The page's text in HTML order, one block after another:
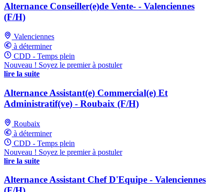
Alternance Conseiller(e)de Vente- - Valenciennes
(F/H)
Valenciennes
à déterminer
CDD - Temps plein
Nouveau ! Soyez le premier à postuler
lire la suite
Alternance Assistant(e) Commercial(e) Et
Administratif(ve) - Roubaix (F/H)
Roubaix
à déterminer
CDD - Temps plein
Nouveau ! Soyez le premier à postuler
lire la suite
Alternance Assistant Chef D'Equipe - Valenciennes